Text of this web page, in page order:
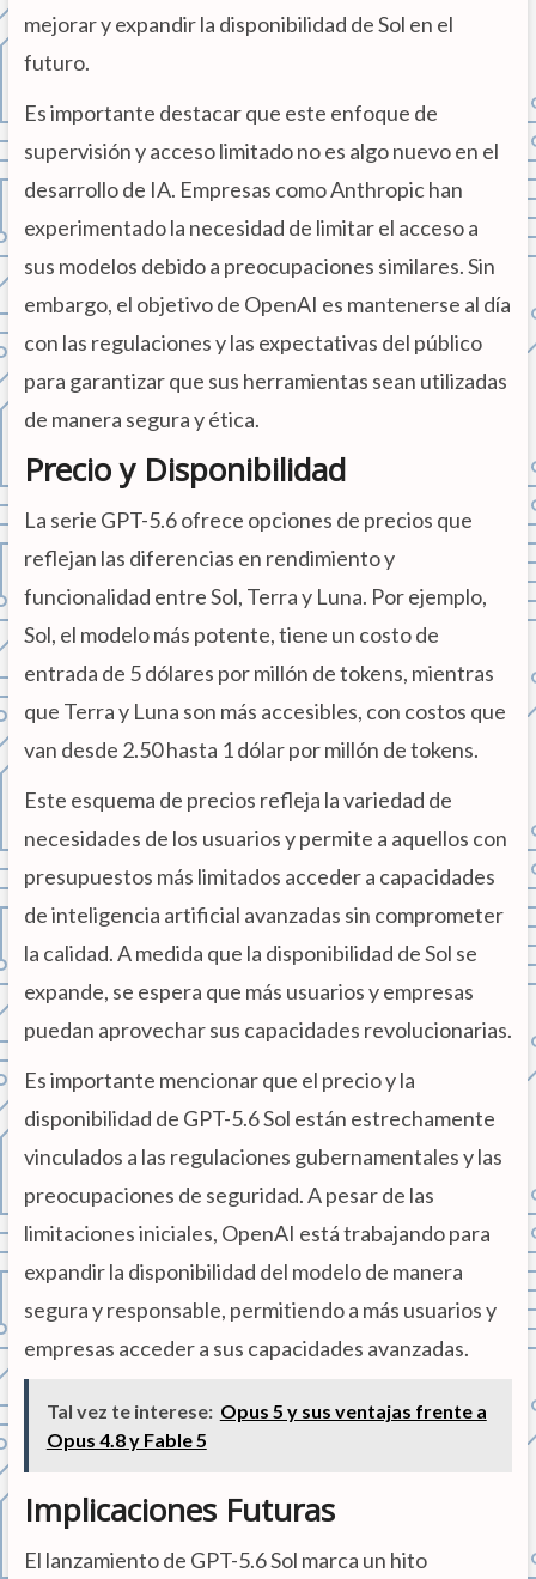
mejorar y expandir la disponibilidad de Sol en el
futuro.
Es importante destacar que este enfoque de
supervisión y acceso limitado no es algo nuevo en el
desarrollo de IA. Empresas como Anthropic han
experimentado la necesidad de limitar el acceso a
sus modelos debido a preocupaciones similares. Sin
embargo, el objetivo de OpenAI es mantenerse al día
con las regulaciones y las expectativas del público
para garantizar que sus herramientas sean utilizadas
de manera segura y ética.
Precio y Disponibilidad
La serie GPT-5.6 ofrece opciones de precios que
reflejan las diferencias en rendimiento y
funcionalidad entre Sol, Terra y Luna. Por ejemplo,
Sol, el modelo más potente, tiene un costo de
entrada de 5 dólares por millón de tokens, mientras
que Terra y Luna son más accesibles, con costos que
van desde 2.50 hasta 1 dólar por millón de tokens.
Este esquema de precios refleja la variedad de
necesidades de los usuarios y permite a aquellos con
presupuestos más limitados acceder a capacidades
de inteligencia artificial avanzadas sin comprometer
la calidad. A medida que la disponibilidad de Sol se
expande, se espera que más usuarios y empresas
puedan aprovechar sus capacidades revolucionarias.
Es importante mencionar que el precio y la
disponibilidad de GPT-5.6 Sol están estrechamente
vinculados a las regulaciones gubernamentales y las
preocupaciones de seguridad. A pesar de las
limitaciones iniciales, OpenAI está trabajando para
expandir la disponibilidad del modelo de manera
segura y responsable, permitiendo a más usuarios y
empresas acceder a sus capacidades avanzadas.
Tal vez te interese: Opus 5 y sus ventajas frente a
Opus 4.8 y Fable 5
Implicaciones Futuras
El lanzamiento de GPT-5.6 Sol marca un hito